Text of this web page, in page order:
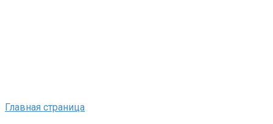
Главная страница